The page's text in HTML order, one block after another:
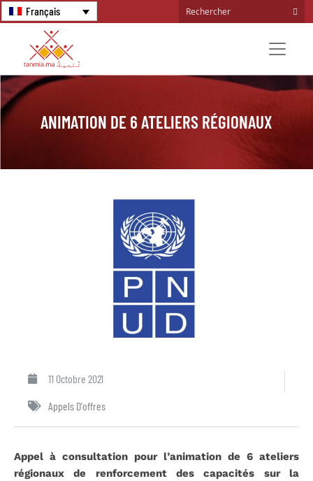
Français
ANIMATION DE 6 ATELIERS RÉGIONAUX
11 Octobre 2021
Appels D'offres
Appel à consultation pour l’animation de 6 ateliers
régionaux de renforcement des capacités sur la